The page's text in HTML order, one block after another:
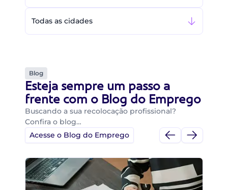
Todas as cidades
Blog
Esteja sempre um passo a
frente com o Blog do Emprego
Buscando a sua recolocação profissional?
Confira o blog…
Acesse o Blog do Emprego